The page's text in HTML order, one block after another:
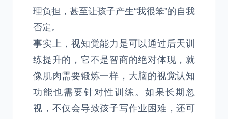
理负担，甚至让孩子产生“我很笨”的自我
否定。
事实上，视知觉能力是可以通过后天训
练提升的，它不是智商的绝对体现，就
像肌肉需要锻炼一样，大脑的视觉认知
功能也需要针对性训练。如果长期忽
视，不仅会导致孩子写作业困难，还可